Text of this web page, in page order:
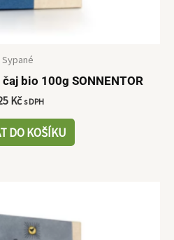
Sypané
bio 100g SONNENTOR
Kč s DPH
DO KOŠÍKU